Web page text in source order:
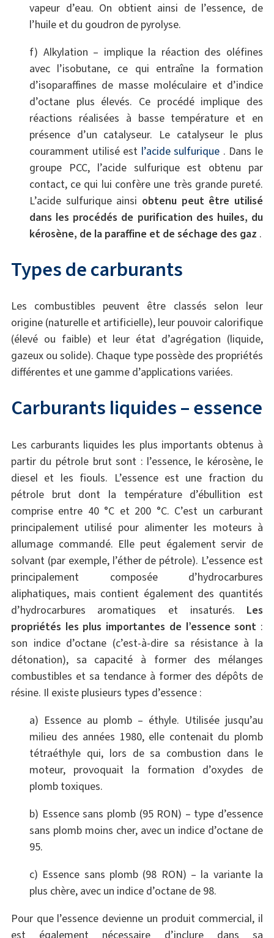
vapeur d’eau. On obtient ainsi de l’essence, de
l’huile et du goudron de pyrolyse.
f) Alkylation – implique la réaction des oléfines
avec l’isobutane, ce qui entraîne la formation
d’isoparaffines de masse moléculaire et d’indice
d’octane plus élevés. Ce procédé implique des
réactions réalisées à basse température et en
présence d’un catalyseur. Le catalyseur le plus
couramment utilisé est l’acide sulfurique . Dans le
groupe PCC, l’acide sulfurique est obtenu par
contact, ce qui lui confère une très grande pureté.
L’acide sulfurique ainsi obtenu peut être utilisé
dans les procédés de purification des huiles, du
kérosène, de la paraffine et de séchage des gaz .
Types de carburants
Les combustibles peuvent être classés selon leur
origine (naturelle et artificielle), leur pouvoir calorifique
(élevé ou faible) et leur état d’agrégation (liquide,
gazeux ou solide). Chaque type possède des propriétés
différentes et une gamme d’applications variées.
Carburants liquides – essence
Les carburants liquides les plus importants obtenus à
partir du pétrole brut sont : l’essence, le kérosène, le
diesel et les fiouls. L’essence est une fraction du
pétrole brut dont la température d’ébullition est
comprise entre 40 °C et 200 °C. C’est un carburant
principalement utilisé pour alimenter les moteurs à
allumage commandé. Elle peut également servir de
solvant (par exemple, l’éther de pétrole). L’essence est
principalement composée d’hydrocarbures
aliphatiques, mais contient également des quantités
d’hydrocarbures aromatiques et insaturés. Les
propriétés les plus importantes de l’essence sont :
son indice d’octane (c’est-à-dire sa résistance à la
détonation), sa capacité à former des mélanges
combustibles et sa tendance à former des dépôts de
résine. Il existe plusieurs types d’essence :
a) Essence au plomb – éthyle. Utilisée jusqu’au
milieu des années 1980, elle contenait du plomb
tétraéthyle qui, lors de sa combustion dans le
moteur, provoquait la formation d’oxydes de
plomb toxiques.
b) Essence sans plomb (95 RON) – type d’essence
sans plomb moins cher, avec un indice d’octane de
95.
c) Essence sans plomb (98 RON) – la variante la
plus chère, avec un indice d’octane de 98.
Pour que l’essence devienne un produit commercial, il
est également nécessaire d’inclure dans sa